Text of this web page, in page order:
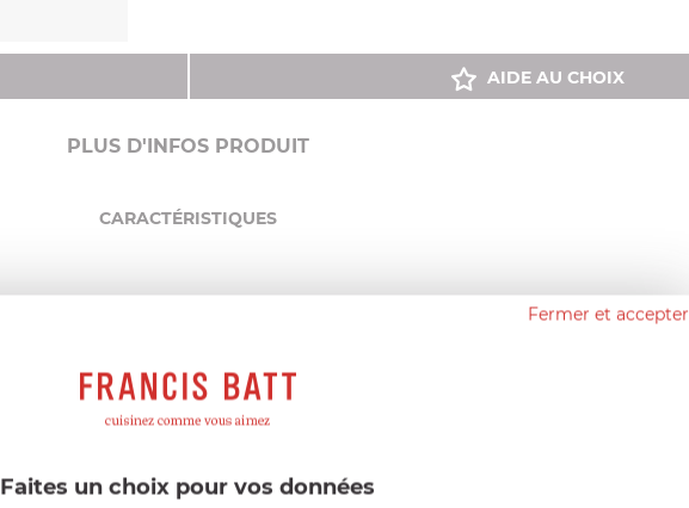
AIDE AU CHOIX
PLUS D'INFOS PRODUIT
CARACTÉRISTIQUES
26.5 cm
1,40 kg
12L
Fermer et accepter
Faites un choix pour vos données